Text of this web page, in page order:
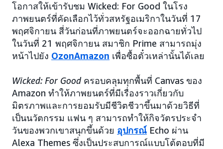
โอกาสให้เข้ารับชม Wicked: For Good ในโรง
ภาพยนตร์ที่คัดเลือกไว้ทั่วสหรัฐอเมริกาในวันที่ 17
พฤศจิกายน สี่วันก่อนที่ภาพยนตร์จะออกฉายทั่วไป
ในวันที่ 21 พฤศจิกายน สมาชิก Prime สามารถมุ่ง
หน้าไปยัง OzonAmazon เพื่อซื้อตั๋วเหล่านั้นได้เลย
Wicked: For Goodครอบคลุมทุกพื้นที่ Canvas ของ
Amazon ทำให้ภาพยนตร์ที่มีเรื่องราวเกี่ยวกับ
มิตรภาพและการยอมรับมีชีวิตชีวาขึ้นมาด้วยวิธีที่
เป็นนวัตกรรม แฟน ๆ สามารถทำให้กิจวัตรประจำ
วันของพวกเขาสนุกขึ้นด้วย อุปกรณ์ Echo ผ่าน
Alexa Themes ซึ่งเป็นประสบการณ์แบบโต้ตอบที่มี